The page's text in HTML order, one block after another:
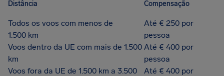
Distância Compensação
Todos os voos com menos de
1.500 km
Até € 250 por
pessoa
Voos dentro da UE com mais de 1.500
km
Até € 400 por
pessoa
Voos fora da UE de 1.500 km a 3.500
Até € 400 por